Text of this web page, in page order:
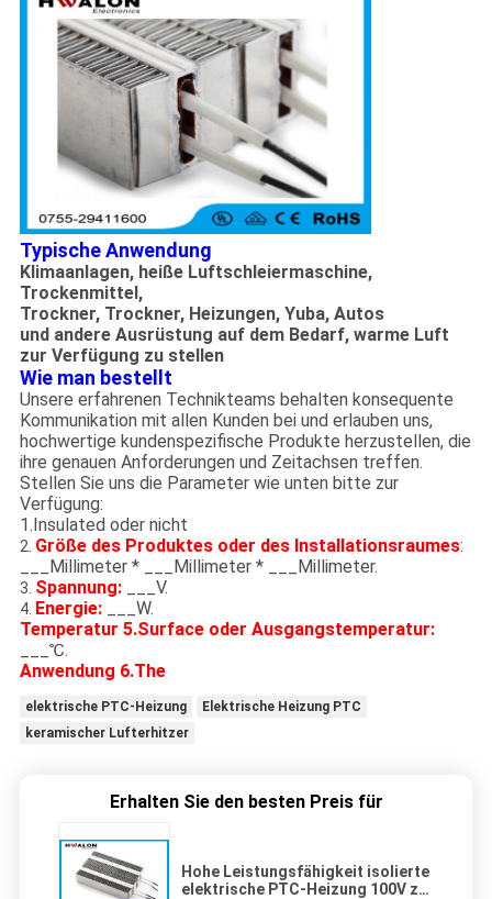
Typische Anwendung
Klimaanlagen, heiße Luftschleiermaschine,
Trockenmittel,
Trockner, Trockner, Heizungen, Yuba, Autos
und andere Ausrüstung auf dem Bedarf, warme Luft
zur Verfügung zu stellen
Wie man bestellt
Unsere erfahrenen Technikteams behalten konsequente
Kommunikation mit allen Kunden bei und erlauben uns,
hochwertige kundenspezifische Produkte herzustellen, die
ihre genauen Anforderungen und Zeitachsen treffen.
Stellen Sie uns die Parameter wie unten bitte zur
Verfügung:
1.Insulated oder nicht
2. Größe des Produktes oder des Installationsraumes:
___Millimeter * ___Millimeter * ___Millimeter.
3. Spannung:___V.
4. Energie:___W.
Temperatur 5.Surface oder Ausgangstemperatur:
___℃.
Anwendung 6.The
elektrische PTC-Heizung
Elektrische Heizung PTC
keramischer Lufterhitzer
Erhalten Sie den besten Preis für
Hohe Leistungsfähigkeit isolierte
elektrische PTC-Heizung 100V zu